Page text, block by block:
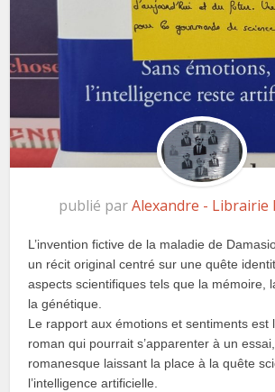
publié parAlexandre - Librairie
L’invention fictive de la maladie de
un récit original centré sur une quête
aspects scientifiques tels que la mémoire,
la génétique.
Le rapport aux émotions et sentiments est
roman qui pourrait s’apparenter à un
romanesque laissant la place à la quête
l’intelligence artificielle.